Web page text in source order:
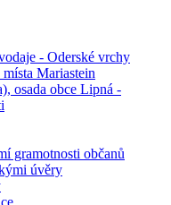
- Oderské vrchy
Mariastein
osada obce Lipná -
gramotnosti občanů
úvěry